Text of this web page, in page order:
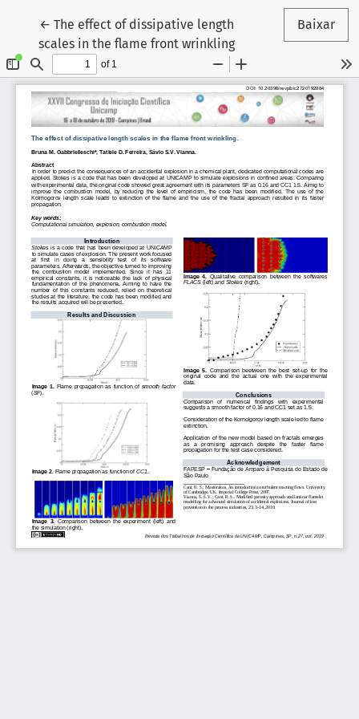
← Voltar aos Detalhes do Artigo
The effect of dissipative length
scales in the flame front wrinkling
Baixar